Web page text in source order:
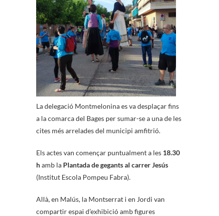
La delegació Montmelonina es va desplaçar fins
a la comarca del Bages per sumar-se a una de les
cites més arrelades del municipi amfitrió.
Els actes van començar puntualment a les 18.30
hamb la Plantada de gegants al carrer Jesús
(Institut Escola Pompeu Fabra).
Allà, en Malús, la Montserrat i en Jordi van
compartir espai d’exhibició amb figures